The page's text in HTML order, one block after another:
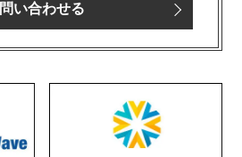
問い合わせる